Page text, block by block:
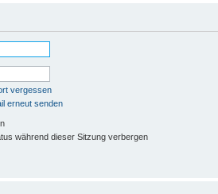
vergessen
erneut senden
während dieser Sitzung verbergen